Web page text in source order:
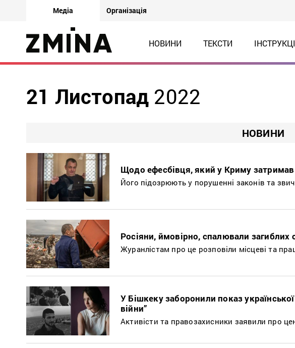
Медіа Організація
НОВИНИ ТЕКСТИ
21 Листопад 2022
НОВИНИ
Щодо ефесбівця, який у Криму
Його підозрюють у порушенні законів та
Росіяни, ймовірно, спалювали загиблих
Журанлістам про це розповіли місцеві та
У Бішкеку заборонили показ
війни”
Активісти та правозахисники заявили про